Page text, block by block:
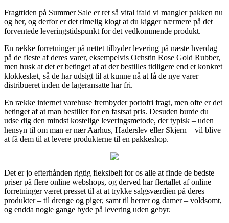
Fragttiden på Summer Sale er ret så vital ifald vi mangler pakken nu
og her, og derfor er det rimelig klogt at du kigger nærmere på det
forventede leveringstidspunkt for det vedkommende produkt.
En række forretninger på nettet tilbyder levering på næste hverdag
på de fleste af deres varer, eksempelvis Ochstin Rose Gold Rubber,
men husk at det er betinget af at der bestilles tidligere end et konkret
klokkeslæt, så de har udsigt til at kunne nå at få de nye varer
distribueret inden de lageransatte har fri.
En række internet varehuse frembyder portofri fragt, men ofte er det
betinget af at man bestiller for en fastsat pris. Desuden burde du
udse dig den mindst kostelige leveringsmetode, der typisk – uden
hensyn til om man er nær Aarhus, Haderslev eller Skjern – vil blive
at få dem til at levere produkterne til en pakkeshop.
Det er jo efterhånden rigtig fleksibelt for os alle at finde de bedste
priser på flere online webshops, og derved har flertallet af online
forretninger været presset til at at trykke salgsværdien på deres
produkter – til drenge og piger, samt til herrer og damer – voldsomt,
og endda nogle gange byde på levering uden gebyr.